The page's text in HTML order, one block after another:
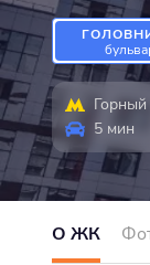
Горный
5 мин
О ЖК